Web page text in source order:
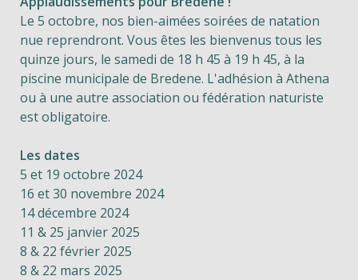
FR NL EN
Apple App Store
Le 5 octobre, nos bien-aimées soirées de natation
nue reprendront. Vous êtes les bienvenus tous les
quinze jours, le samedi de 18 h 45 à 19 h 45, à la
piscine municipale de Bredene. L'adhésion à Athena
ou à une autre association ou fédération naturiste
est obligatoire.
Les dates
5 et 19 octobre 2024
16 et 30 novembre 2024
14 décembre 2024
11 & 25 janvier 2025
8 & 22 février 2025
8 & 22 mars 2025